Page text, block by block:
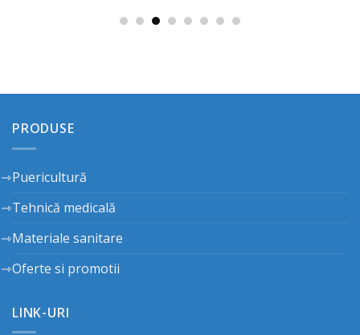
PRODUSE
Puericultură
Tehnică medicală
Materiale sanitare
Oferte si promotii
LINK-URI